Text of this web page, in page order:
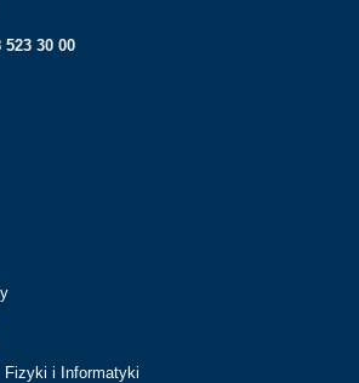
523 30 00
Fizyki i Informatyki